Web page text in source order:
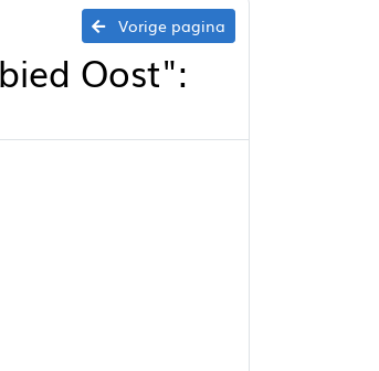
Vorige pagina
Oost":